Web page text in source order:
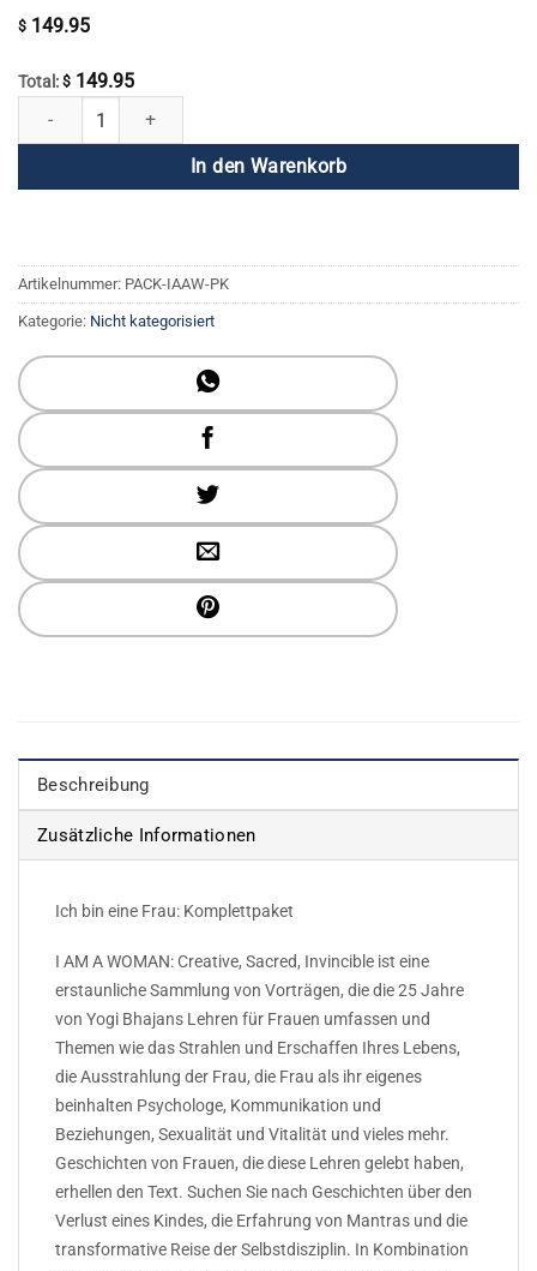
$ 149.95
Total: $ 149.95
„Ich bin eine Frau“-Komplettpaket + DVD-Serie „Übende
In den Warenkorb
Artikelnummer: PACK-IAAW-PK
Kategorie: Nicht kategorisiert
Beschreibung
Zusätzliche Informationen
Ich bin eine Frau: Komplettpaket
I AM A WOMAN: Creative, Sacred, Invincible ist eine
erstaunliche Sammlung von Vorträgen, die die 25 Jahre
von Yogi Bhajans Lehren für Frauen umfassen und
Themen wie das Strahlen und Erschaffen Ihres Lebens,
die Ausstrahlung der Frau, die Frau als ihr eigenes
beinhalten Psychologe, Kommunikation und
Beziehungen, Sexualität und Vitalität und vieles mehr.
Geschichten von Frauen, die diese Lehren gelebt haben,
erhellen den Text. Suchen Sie nach Geschichten über den
Verlust eines Kindes, die Erfahrung von Mantras und die
transformative Reise der Selbstdisziplin. In Kombination